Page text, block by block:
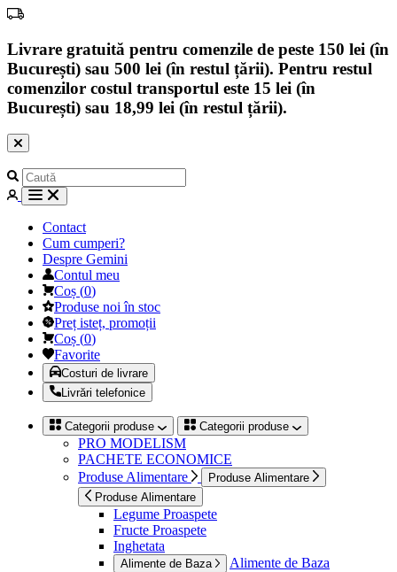
Livrare gratuită pentru comenzile de peste 150 lei (în
București) sau 500 lei (în restul țării). Pentru restul
comenzilor costul transportul este 15 lei (în
București) sau 18,99 lei (în restul țării).
Contact
Cum cumperi?
Despre Gemini
Contul meu
Coș (0)
Produse noi în stoc
Preț isteț, promoții
Coș (0)
Favorite
Costuri de livrare
Livrări telefonice
Categorii produse Categorii produse
PRO MODELISM
PACHETE ECONOMICE
Produse Alimentare
Produse Alimentare
Produse Alimentare
Legume Proaspete
Fructe Proaspete
Inghetata
Alimente de Baza Alimente de Baza